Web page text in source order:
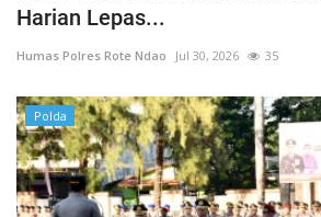
Harian Lepas...
Humas Polres Rote Ndao Jul 30, 2026 35
Polda